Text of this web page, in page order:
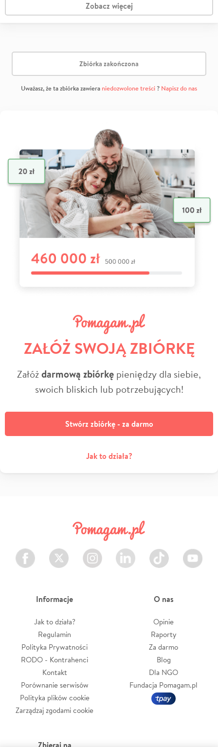
Zobacz więcej
Zbiórka zakończona
Uważasz, że ta zbiórka zawiera niedozwolone treści? Napisz do nas
ZAŁÓŻ SWOJĄ ZBIÓRKĘ
Załóżdarmową zbiórkę pieniędzy dla siebie,
swoich bliskich lub potrzebujących!
Stwórz zbiórkę - za darmo
Jak to działa?
Facebook Twitter Instagram LinkedIn TikTok Youtube
Informacje
Jak to działa?
Regulamin
Polityka Prywatności
RODO - Kontrahenci
Kontakt
Porównanie serwisów
Polityka plików cookie
Zarządzaj zgodami cookie
O nas
Opinie
Raporty
Za darmo
Blog
Dla NGO
Fundacja Pomagam.pl